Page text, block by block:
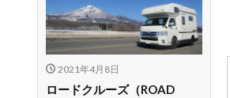
2021年4月8日
ロードクルーズ（ROAD